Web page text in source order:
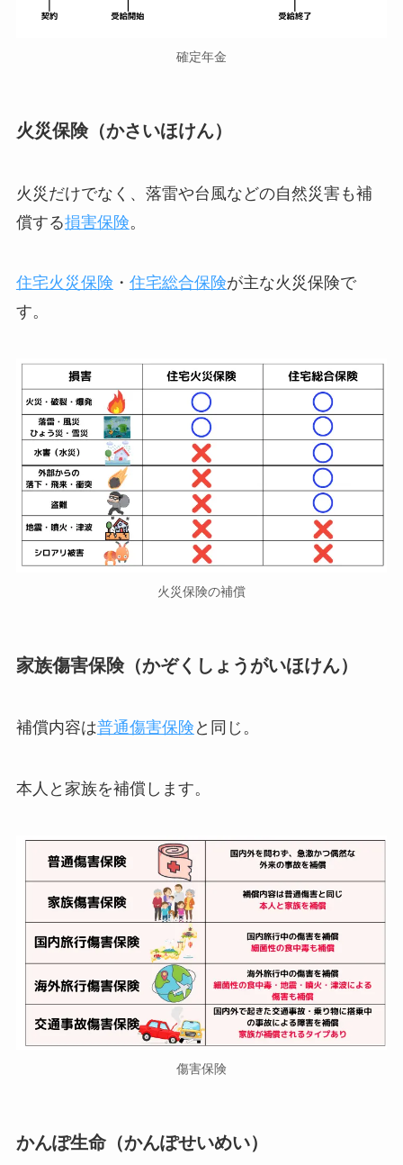
確定年金
火災保険（かさいほけん）
火災だけでなく、落雷や台風などの自然災害も補
償する損害保険。
住宅火災保険 ・ 住宅総合保険が主な火災保険で
す。
火災保険の補償
家族傷害保険（かぞくしょうがいほけん）
補償内容は普通傷害保険 と同じ。
本人と家族を補償します。
傷害保険
かんぽ生命（かんぽせいめい）